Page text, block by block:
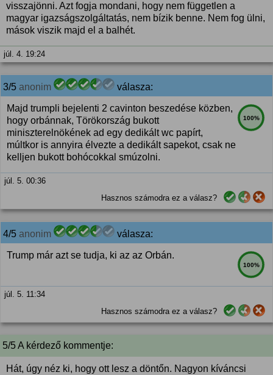
visszajönni. Azt fogja mondani, hogy nem független a
magyar igazságszolgáltatás, nem bízik benne. Nem fog ülni,
mások viszik majd el a balhét.
júl. 4. 19:24
3/5 anonim válasza:
100%
Majd trumpli bejelenti 2 cavinton beszedése közben,
hogy orbánnak, Törökország bukott
miniszterelnökének ad egy dedikált wc papírt,
múltkor is annyira élvezte a dedikált sapekot, csak ne
kelljen bukott bohócokkal smúzolni.
júl. 5. 00:36
Hasznos számodra ez a válasz?
4/5 anonim válasza:
100%
Trump már azt se tudja, ki az az Orbán.
júl. 5. 11:34
Hasznos számodra ez a válasz?
5/5 A kérdező kommentje:
Hát, úgy néz ki, hogy ott lesz a döntőn. Nagyon kíváncsi